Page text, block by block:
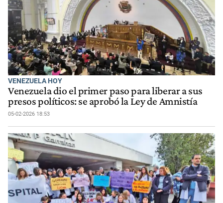
VENEZUELA HOY
Venezuela dio el primer paso para liberar a sus
presos políticos: se aprobó la Ley de Amnistía
05-02-2026 18:53